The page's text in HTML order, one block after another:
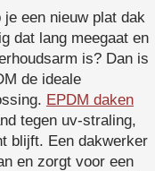
je een nieuw plat dak
dat lang meegaat en
is? Dan is
de ideale
EPDM daken
tegen uv-straling,
blijft. Een dakwerker
en zorgt voor een